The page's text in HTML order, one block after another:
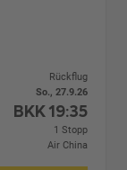
Rückflug
So., 27.9.26
BKK19:35
1 Stopp
Air China